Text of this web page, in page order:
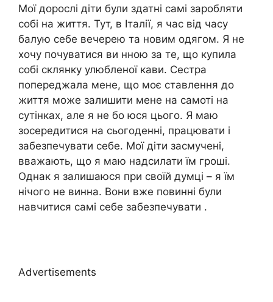
Мої дорослі діти були здатні самі заробляти
собі на життя. Тут, в Італії, я час від часу
балую себе вечерею та новим одягом. Я не
хочу почуватися ви нною за те, що купила
собі склянку улюбленої кави. Сестра
попереджала мене, що моє ставлення до
життя може залишити мене на самоті на
сутінках, але я не бо юся цього. Я маю
зосередитися на сьогоденні, працювати і
забезпечувати себе. Мої діти засмучені,
вважають, що я маю надсилати їм гроші.
Однак я залишаюся при своїй думці – я їм
нічого не винна. Вони вже повинні були
навчитися самі себе забезпечувати .
Advertisements